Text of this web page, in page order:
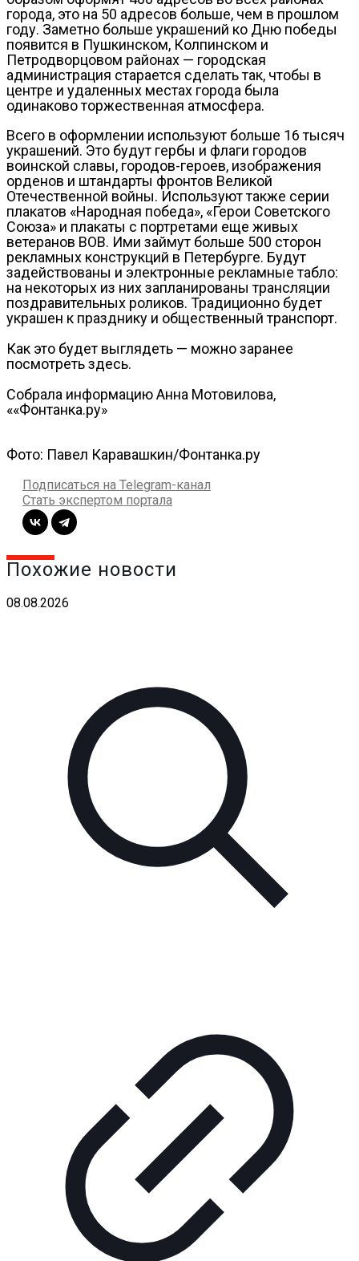
города, это на 50 адресов больше, чем в прошлом
году. Заметно больше украшений ко Дню победы
появится в Пушкинском, Колпинском и
Петродворцовом районах — городская
администрация старается сделать так, чтобы в
центре и удаленных местах города была
одинаково торжественная атмосфера.
Всего в оформлении используют больше 16 тысяч
украшений. Это будут гербы и флаги городов
воинской славы, городов-героев, изображения
орденов и штандарты фронтов Великой
Отечественной войны. Используют также серии
плакатов «Народная победа», «Герои Советского
Союза» и плакаты с портретами еще живых
ветеранов ВОВ. Ими займут больше 500 сторон
рекламных конструкций в Петербурге. Будут
задействованы и электронные рекламные табло:
на некоторых из них запланированы трансляции
поздравительных роликов. Традиционно будет
украшен к празднику и общественный транспорт.
Как это будет выглядеть — можно заранее
посмотреть здесь.
Собрала информацию Анна Мотовилова,
««Фонтанка.ру»
Фото: Павел Каравашкин/Фонтанка.ру
Подписаться на Telegram-канал
Стать экспертом портала
Похожие новости
08.08.2026